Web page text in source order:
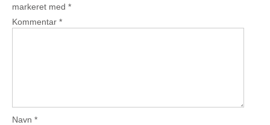
markeret med *
Kommentar *
Navn *